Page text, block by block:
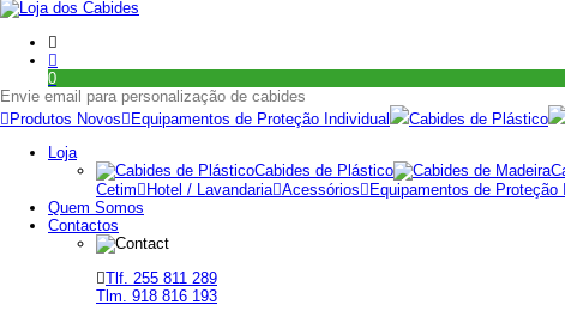
0
Envie email para personalização de cabides
Produtos Novos
Equipamentos de Proteção Individual Cabides de Plástico
Loja
Cabides de Plástico
Cetim
Hotel / Lavandaria Acessórios
Equipamentos de Proteção
Quem Somos
Contactos
Tlf. 255 811 289
Tlm. 918 816 193